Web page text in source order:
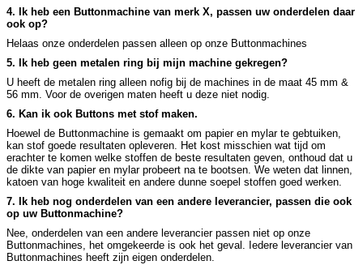
4. Ik heb een Buttonmachine van merk X, passen uw onderdelen daar
ook op?
Helaas onze onderdelen passen alleen op onze Buttonmachines
5. Ik heb geen metalen ring bij mijn machine gekregen?
U heeft de metalen ring alleen nofig bij de machines in de maat 45 mm &
56 mm. Voor de overigen maten heeft u deze niet nodig.
6. Kan ik ook Buttons met stof maken.
Hoewel de Buttonmachine is gemaakt om papier en mylar te gebtuiken,
kan stof goede resultaten opleveren. Het kost misschien wat tijd om
erachter te komen welke stoffen de beste resultaten geven, onthoud dat u
de dikte van papier en mylar probeert na te bootsen. We weten dat linnen,
katoen van hoge kwaliteit en andere dunne soepel stoffen goed werken.
7. Ik heb nog onderdelen van een andere leverancier, passen die ook
op uw Buttonmachine?
Nee, onderdelen van een andere leverancier passen niet op onze
Buttonmachines, het omgekeerde is ook het geval. Iedere leverancier van
Buttonmachines heeft zijn eigen onderdelen.